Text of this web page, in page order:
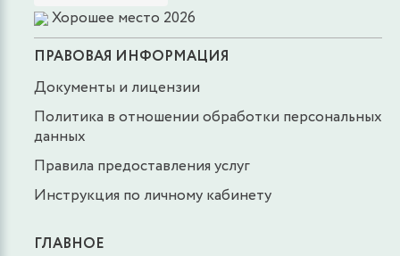
Хорошее место 2026
ПРАВОВАЯ ИНФОРМАЦИЯ
Документы и лицензии
Политика в отношении обработки персональных
данных
Правила предоставления услуг
Инструкция по личному кабинету
ГЛАВНОЕ